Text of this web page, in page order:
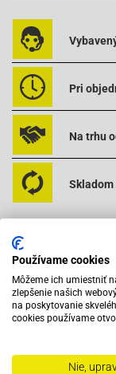
Pri
Na trhu
Používame cookies
Môžeme ich umiestniť
zlepšenie našich
na poskytovanie
cookies používame
Nie,